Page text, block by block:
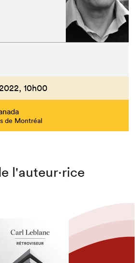
10h00
de Montréal
l'auteur·rice